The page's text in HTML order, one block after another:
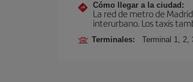
Cómo llegar a la ciudad:
La red de metro de
interurbano. Los taxis
Terminales: Terminal 1, 2,